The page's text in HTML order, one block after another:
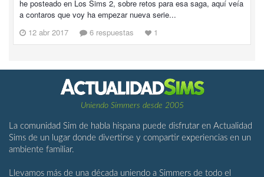
he posteado en Los Sims 2, sobre retos para esa saga, aquí veía
a contaros que voy ha empezar nueva serie...
12 abr 2017
6 respuestas 1
Uniendo Simmers desde 2005
La comunidad Sim de habla hispana puede disfrutar en Actualidad
Sims de un lugar donde divertirse y compartir experiencias en un
ambiente familiar.
Llevamos más de una década uniendo a Simmers de todo el